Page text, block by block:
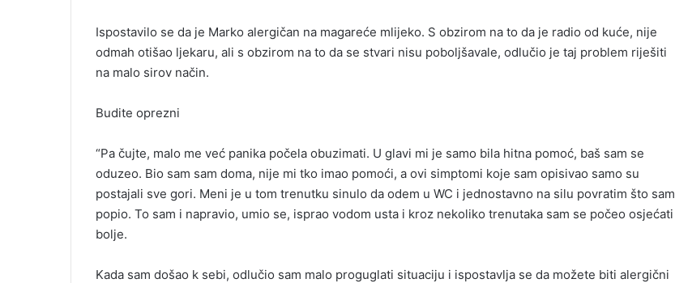
Ispostavilo se da je Marko alergičan na magareće mlijeko. S obzirom na to da je radio od kuće, nije
odmah otišao ljekaru, ali s obzirom na to da se stvari nisu poboljšavale, odlučio je taj problem riješiti
na malo sirov način.
Budite oprezni
“Pa čujte, malo me već panika počela obuzimati. U glavi mi je samo bila hitna pomoć, baš sam se
oduzeo. Bio sam sam doma, nije mi tko imao pomoći, a ovi simptomi koje sam opisivao samo su
postajali sve gori. Meni je u tom trenutku sinulo da odem u WC i jednostavno na silu povratim što sam
popio. To sam i napravio, umio se, isprao vodom usta i kroz nekoliko trenutaka sam se počeo osjećati
bolje.
Kada sam došao k sebi, odlučio sam malo proguglati situaciju i ispostavlja se da možete biti alergični